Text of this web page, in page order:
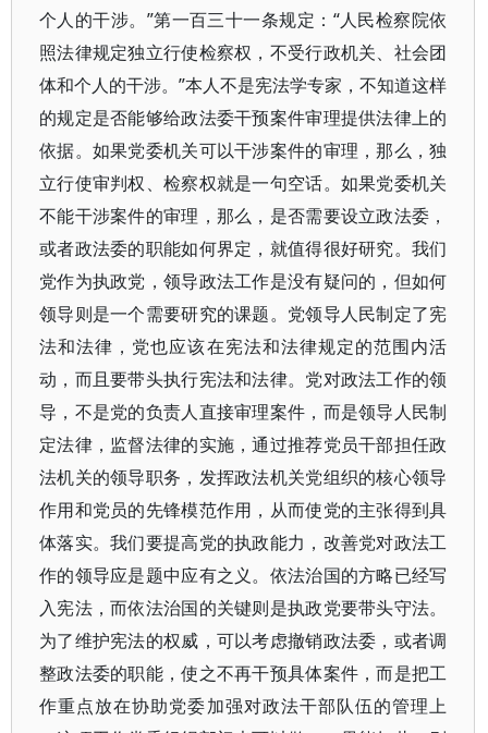
个人的干涉。”第一百三十一条规定：“人民检察院依
照法律规定独立行使检察权，不受行政机关、社会团
体和个人的干涉。”本人不是宪法学专家，不知道这样
的规定是否能够给政法委干预案件审理提供法律上的
依据。如果党委机关可以干涉案件的审理，那么，独
立行使审判权、检察权就是一句空话。如果党委机关
不能干涉案件的审理，那么，是否需要设立政法委，
或者政法委的职能如何界定，就值得很好研究。我们
党作为执政党，领导政法工作是没有疑问的，但如何
领导则是一个需要研究的课题。党领导人民制定了宪
法和法律，党也应该在宪法和法律规定的范围内活
动，而且要带头执行宪法和法律。党对政法工作的领
导，不是党的负责人直接审理案件，而是领导人民制
定法律，监督法律的实施，通过推荐党员干部担任政
法机关的领导职务，发挥政法机关党组织的核心领导
作用和党员的先锋模范作用，从而使党的主张得到具
体落实。我们要提高党的执政能力，改善党对政法工
作的领导应是题中应有之义。依法治国的方略已经写
入宪法，而依法治国的关键则是执政党要带头守法。
为了维护宪法的权威，可以考虑撤销政法委，或者调
整政法委的职能，使之不再干预具体案件，而是把工
作重点放在协助党委加强对政法干部队伍的管理上